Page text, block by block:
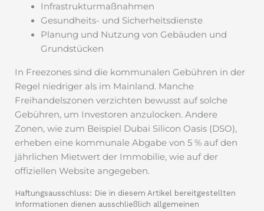
Infrastrukturmaßnahmen
Gesundheits- und Sicherheitsdienste
Planung und Nutzung von Gebäuden und
Grundstücken
In Freezones sind die kommunalen Gebühren in der
Regel niedriger als im Mainland. Manche
Freihandelszonen verzichten bewusst auf solche
Gebühren, um Investoren anzulocken. Andere
Zonen, wie zum Beispiel Dubai Silicon Oasis (DSO),
erheben eine kommunale Abgabe von 5 % auf den
jährlichen Mietwert der Immobilie, wie auf der
offiziellen Website angegeben.
Haftungsausschluss: Die in diesem Artikel bereitgestellten
Informationen dienen ausschließlich allgemeinen